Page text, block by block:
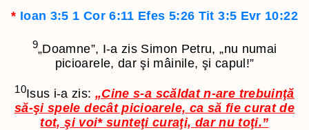
* Ioan 3:5 1 Cor 6:11 Efes 5:26 Tit 3:5 Evr 10:22
9„Doamne”, I-a zis Simon Petru, „nu numai
picioarele, dar şi mâinile, şi capul!”
10Isus i-a zis: „Cine s-a scăldat n-are trebuinţă
să-şi spele decât picioarele, ca să fie curat de
tot, şi voi* sunteţi curaţi, dar nu toţi.”